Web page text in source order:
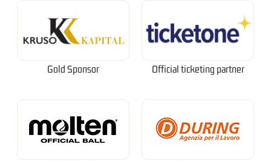
Gold Sponsor Official ticketing partner